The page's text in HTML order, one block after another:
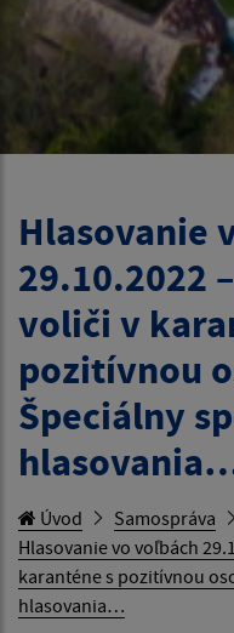
Hlasovanie
29.10.2022
voliči v
pozitívnou
Špeciálny
Úvod Samospráva
Hlasovanie vo voľbách
karanténe s pozitívnou
hlasovania…